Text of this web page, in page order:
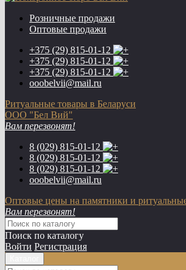
Розничные продажи
Оптовые продажи
+375 (29) 815-01-12
+375 (29) 815-01-12
+375 (29) 815-01-12
ooobelvii@mail.ru
Ритуальные товары в Беларуси
ООО "Бел Вий"
Вам перезвонят!
8 (029) 815-01-12
8 (029) 815-01-12
8 (029) 815-01-12
ooobelvii@mail.ru
Оптовые цены на памятники и
Вам перезвонят!
Поиск по каталогу
Войти Регистрация